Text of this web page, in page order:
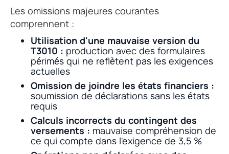
Les omissions majeures courantes
comprennent :
Utilisation d'une mauvaise version du
T3010 : production avec des formulaires
périmés qui ne reflètent pas les exigences
actuelles
Omission de joindre les états financiers :
soumission de déclarations sans les états
requis
Calculs incorrects du contingent des
versements : mauvaise compréhension de
ce qui compte dans l'exigence de 3,5 %